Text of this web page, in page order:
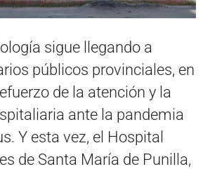
sigue llegando a
públicos provinciales, en
de la atención y la
ante la pandemia
Y esta vez, el Hospital
de Santa María de Punilla,